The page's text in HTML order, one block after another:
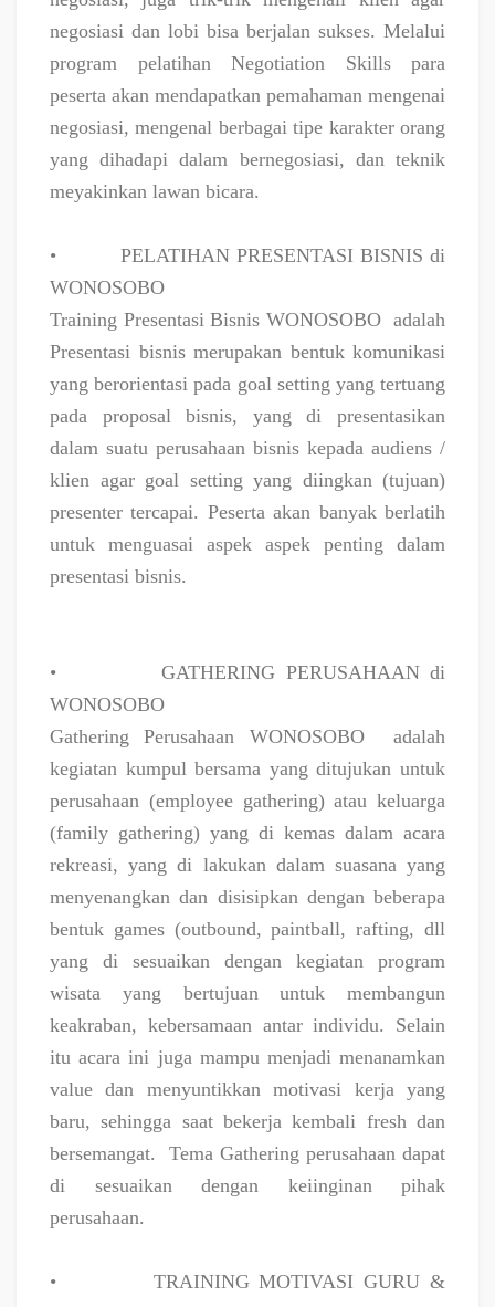
negosiasi dan lobi bisa berjalan sukses. Melalui
program pelatihan Negotiation Skills para
peserta akan mendapatkan pemahaman mengenai
negosiasi, mengenal berbagai tipe karakter orang
yang dihadapi dalam bernegosiasi, dan teknik
meyakinkan lawan bicara.
•
PELATIHAN PRESENTASI BISNIS di
WONOSOBO
Training Presentasi Bisnis WONOSOBO adalah
Presentasi bisnis merupakan bentuk komunikasi
yang berorientasi pada goal setting yang tertuang
pada proposal bisnis, yang di presentasikan
dalam suatu perusahaan bisnis kepada audiens /
klien agar goal setting yang diingkan (tujuan)
presenter tercapai. Peserta akan banyak berlatih
untuk menguasai aspek aspek penting dalam
presentasi bisnis.
•
GATHERING PERUSAHAAN di
WONOSOBO
Gathering Perusahaan WONOSOBO
adalah
kegiatan kumpul bersama yang ditujukan untuk
perusahaan (employee gathering) atau keluarga
(family gathering) yang di kemas dalam acara
rekreasi, yang di lakukan dalam suasana yang
menyenangkan dan disisipkan dengan beberapa
bentuk games (outbound, paintball, rafting, dll
yang di sesuaikan dengan kegiatan program
wisata yang bertujuan untuk membangun
keakraban, kebersamaan antar individu. Selain
itu acara ini juga mampu menjadi menanamkan
value dan menyuntikkan motivasi kerja yang
baru, sehingga saat bekerja kembali fresh dan
bersemangat.
Tema Gathering perusahaan dapat
di sesuaikan dengan keiinginan pihak
perusahaan.
•
TRAINING MOTIVASI GURU &